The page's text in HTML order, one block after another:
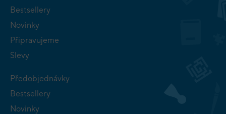
Bestsellery
Novinky
Připravujeme
Slevy
Předobjednávky
Bestsellery
Novinky